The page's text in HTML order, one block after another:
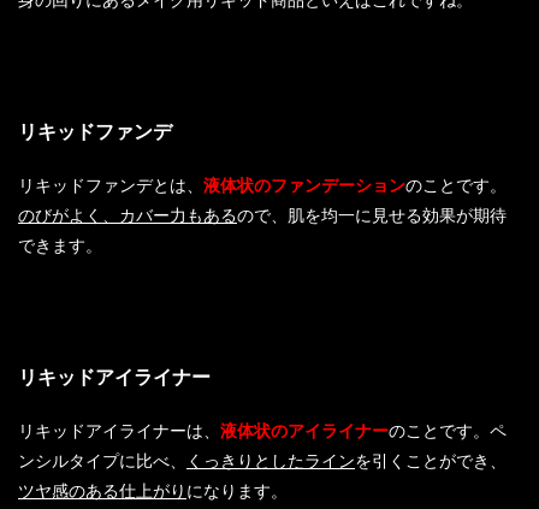
リキッドファンデ
リキッドファンデとは、 液体状のファンデーションのことです。
のびがよく、カバー力もあるので、肌を均一に見せる効果が期待
できます。
リキッドアイライナー
リキッドアイライナーは、 液体状のアイライナーのことです。ペ
ンシルタイプに比べ、
くっきりとしたラインを引くことができ、
ツヤ感のある仕上がり になります。